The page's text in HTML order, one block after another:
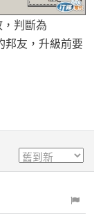
判斷為
邦友，升級前要